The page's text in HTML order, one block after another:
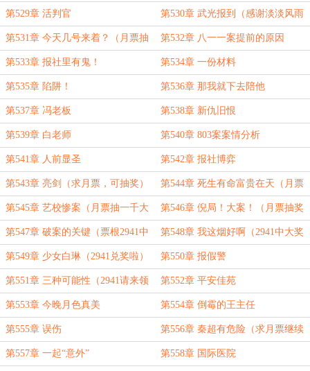
第529章 活判官 第530章 武光报到（感谢淡淡风雨
1987的第二个盟主）
第531章 今天几号来着？（月票抽
一千大奖）
第532章 八一一案提前的原因
第533章 报社里有鬼！ 第534章 一份材料
第535章 陷阱！ 第536章 那我就下去陪他
第537章 冯老板 第538章 新仇旧恨
第539章 白老师 第540章 803案案情分析
第541章 人前显圣 第542章 报社博弈
第543章 亮剑（求月票，可抽奖） 第544章 死生有命富贵在天（月票
抽奖）
第545章 艺校惨案（月票抽一千大
奖）
第546章 倪局！大案！（月票抽奖
最后一天）
第547章 破案的关键（票根2941中
大奖了）
第548章 我这烟好啊（2941中大奖
了）
第549章 少女白琳（2941兑奖啦） 第550章 报假警
第551章 三种可能性（2941请来领
奖）
第552章 平安佳苑
第553章 今晚月色真美 第554章 倒霉的王主任
第555章 误伤 第556章 秦超有危险（求月票继续
抽奖）
第557章 一起“意外” 第558章 国际医院